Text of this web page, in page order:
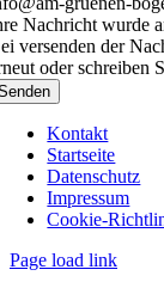
Nachricht wurde
versenden der
oder schreiben
Kontakt
Startseite
Datenschutz
Impressum
Cookie-
Page load link